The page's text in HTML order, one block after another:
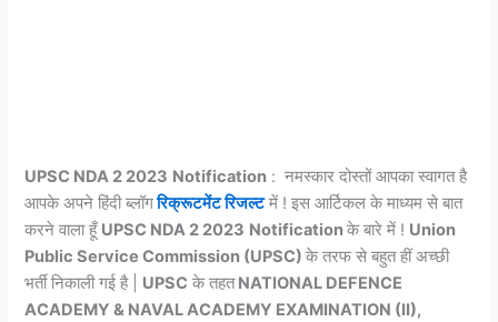
UPSC NDA 2 2023 Notification : नमस्कार दोस्तों आपका स्वागत है
आपके अपने हिंदी ब्लॉगरिक्रूटमेंट रिजल्टमें ! इस आर्टिकल के माध्यम से बात
करने वाला हूँ UPSC NDA 2 2023 Notificationके बारे में ! Union
Public Service Commission (UPSC)के तरफ से बहुत हीं अच्छी
भर्ती निकाली गई है | UPSC के तहतNATIONAL DEFENCE
ACADEMY & NAVAL ACADEMY EXAMINATION (II),